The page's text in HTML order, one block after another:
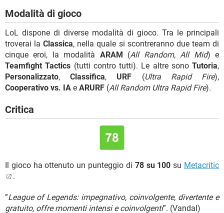
Modalità di gioco
LoL dispone di diverse modalità di gioco. Tra le principali
troverai laClassica, nella quale si scontreranno due team di
cinque eroi, la modalità ARAM (All Random, All Mid) e
Teamfight Tactics (tutti contro tutti). Le altre sono Tutoria,
Personalizzato,Classifica, URF (Ultra Rapid Fire),
Cooperativo vs. IA e ARURF (All Random Ultra Rapid Fire).
Critica
Il gioco ha ottenuto un punteggio di 78 su 100 su Metacritic
.
”League of Legends: impegnativo, coinvolgente, divertente e
gratuito, offre momenti intensi e coinvolgenti”. (Vandal)